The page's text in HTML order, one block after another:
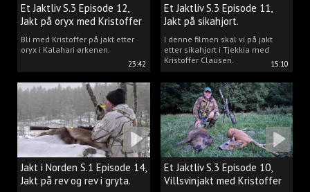
23:42
Et Jaktliv S.3 Episode 12,
Jakt på oryx med Kristoffer
Clausen
Bli med Kristoffer på jakt etter
oryx i Kalahari ørkenen.
15:10
Et Jaktliv S.3 Episode 11,
Jakt på sikahjort.
I denne filmen skal vi på jakt
etter sikahjort i Tjekkia med
Kristoffer Clausen.
Jakt i Norden S.1 Episode 14,
Jakt på rev og rev i gryta.
Et Jaktliv S.3 Episode 10,
Villsvinjakt med Kristoffer